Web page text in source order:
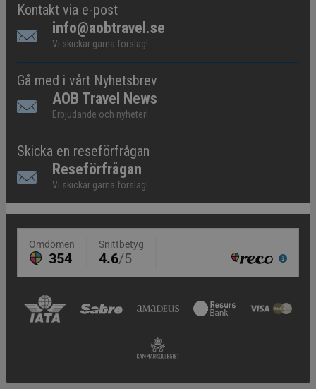
Kontakt via e-post
info@aobtravel.se
Vi skickar gärna förslag!
Gå med i vårt Nyhetsbrev
AOB Travel News
Erbjudande och nyheter!
Skicka en reseförfrågan
Reseförfrågan
Vi skickar gärna förslag!